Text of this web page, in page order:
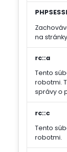
na
rc::a
Tento
robotmi.
správy o
rc::c
Tento
robotmi.